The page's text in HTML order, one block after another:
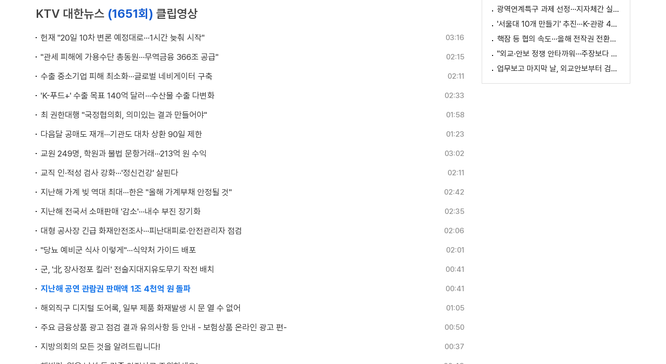
KTV 대한뉴스 (1651회) 클립영상
헌재 "20일 10차 변론 예정대로···1시간 늦춰 시작" 03:16
"관세 피해에 가용수단 총동원···무역금융 366조 공급" 02:15
수출 중소기업 피해 최소화···글로벌 네비게이터 구축 02:11
'K-푸드+' 수출 목표 140억 달러···수산물 수출 다변화 02:33
최 권한대행 "국정협의회, 의미있는 결과 만들어야" 01:58
다음달 공매도 재개···기관도 대차 상환 90일 제한 01:23
교원 249명, 학원과 불법 문항거래···213억 원 수익 03:02
교직 인·적성 검사 강화···'정신건강' 살핀다 02:11
지난해 가계 빚 역대 최대···한은 "올해 가계부채 안정될 것" 02:42
지난해 전국서 소매판매 '감소'···내수 부진 장기화 02:35
대형 공사장 긴급 화재안전조사···피난대피로·안전관리자 점검 02:06
"당뇨 예비군 식사 이렇게"···식약처 가이드 배포 02:01
군, '北 장사정포 킬러' 전술지대지유도무기 작전 배치 00:41
지난해 공연 관람권 판매액 1조 4천억 원 돌파 00:41
해외직구 디지털 도어록, 일부 제품 화재발생 시 문 열 수 없어 01:05
주요 금융상품 광고 점검 결과 유의사항 등 안내 - 보험상품 온라인 광고 편- 00:50
지방의회의 모든 것을 알려드립니다! 00:37
광역연계특구 과제 선정···지자체간 실증 협력 확대
'서울대 10개 만들기' 추진···K-관광 4천만 시대 준비
핵잠 등 협의 속도···올해 전작권 전환시기 결정 추진
"외교·안보 정쟁 안타까워···주장보다 실천 중요"
업무보고 마지막 날, 외교안보부터 검경까지